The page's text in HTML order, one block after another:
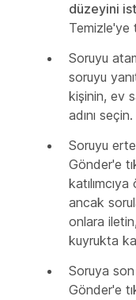
düzeyini
Temizle'ye
Soruyu
soruyu
kişinin, ev
adını seçin.
Soruyu
Gönder'e
ancak
onlara
kuyrukta
Soruya
Gönder'e